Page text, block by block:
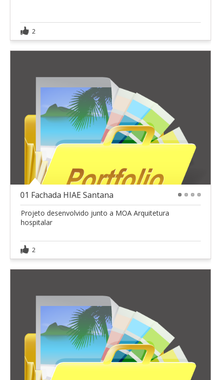
2
01 Fachada HIAE Santana
Projeto desenvolvido junto a MOA Arquitetura
hospitalar
2